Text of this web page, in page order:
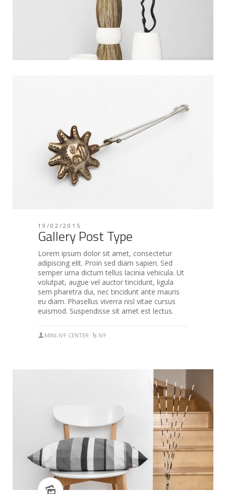
19/02/2015
Gallery Post Type
Lorem ipsum dolor sit amet, consectetur
adipiscing elit. Proin sed diam sapien. Sed
semper urna dictum tellus lacinia vehicula. Ut
volutpat, augue vel auctor tincidunt, ligula
sem pharetra dui, nec tincidunt ante mauris
eu diam. Phasellus viverra nisl vitae cursus
euismod. Suspendisse sit amet est lectus.
MINI-IVF CENTER IVF